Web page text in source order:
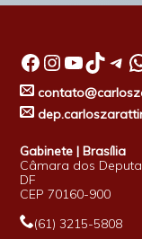
Facebook InstagramYoutube TikTok Telegram WhatsApp
Gabinete | Brasília
Câmara dos
DF
CEP 70160-900
(61) 3215-5808